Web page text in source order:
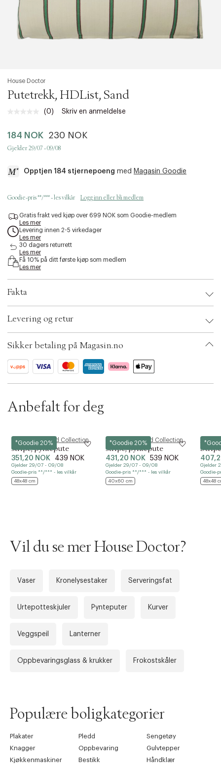
House Doctor
Putetrekk, HDList, Sand
Ingen
Samme
sidelenke.
(0) Skriv en anmeldelse
184 NOK 230 NOK
Gjelder 29/07 - 09/08
Opptjen 184 stjernepoeng med Magasin Goodie
c
e
s
s
b
i
i
t
.
v
r
i
t
i
s
o
n
Goodie-pris **/*** - les vilkår Logg inn eller bli medlem
Gratis frakt ved kjøp over 699 NOK som Goodie-medlem
Les mer
Levering innen 2-5 virkedager
Les mer
30 dagers returrett
Les mer
Få 10% på ditt første kjøp som medlem
Les mer
Fakta
EAN: 5707644905269
ID: BKJJ50-0008
Levering og retur
Sikker betaling på Magasin.no
Anbefalt for deg
*Goodie 20%
Magasin du Nord Collection
stripe, pyntepute
351,20 NOK 439 NOK
Gjelder 29/07 - 09/08
Goodie-pris **/*** - les vilkår
48x48 cm
*Goodie 20%
Magasin du Nord Collection
stripe, pyntepute
431,20 NOK 539 NOK
Gjelder 29/07 - 09/08
Goodie-pris **/*** - les vilkår
40x60 cm
Gjelder
Goodie-
48x48
Forrige
Vil du se mer House Doctor?
Vaser Kronelysestaker Serveringsfat
Urtepotteskjuler Pynteputer Kurver
Veggspeil Lanterner
Oppbevaringsglass & krukker Frokostskåler
Populære boligkategorier
Plakater Pledd
Sengetøy
Knagger
Oppbevaring
Gulvtepper
Kjøkkenmaskiner
Bestikk
Håndklær